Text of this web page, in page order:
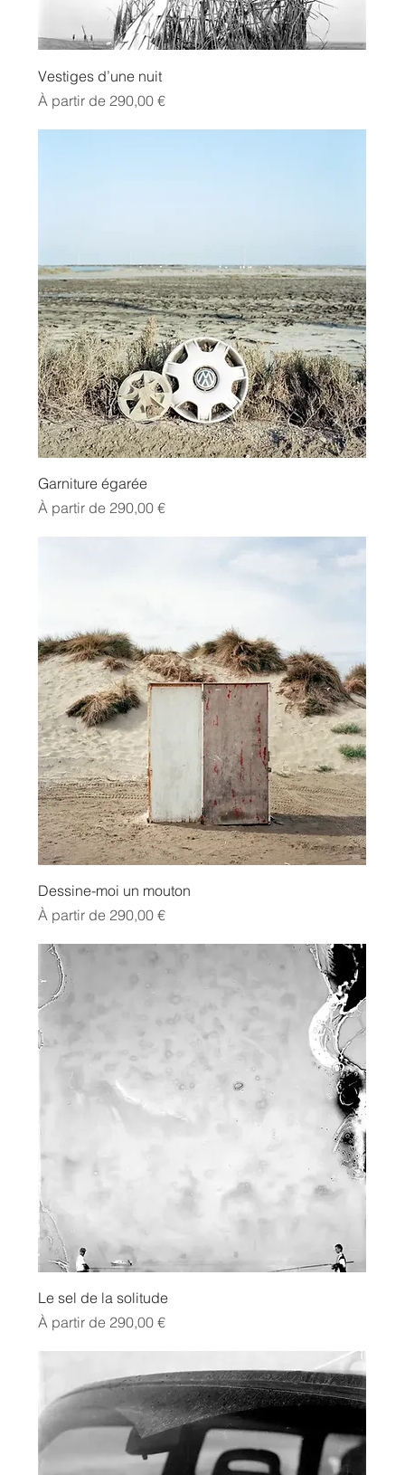
Vestiges d’une nuit
À partir de 290,00 €
Prix promotionnel
Garniture égarée
À partir de 290,00 €
Prix promotionnel
Dessine-moi un mouton
À partir de 290,00 €
Prix promotionnel
Le sel de la solitude
À partir de290,00 €
Prix promotionnel